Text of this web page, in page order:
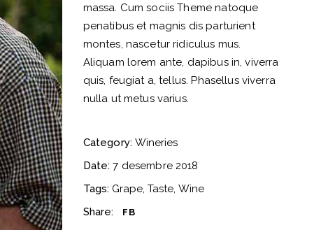
massa. Cum sociis Theme natoque
penatibus et magnis dis parturient
montes, nascetur ridiculus mus.
Aliquam lorem ante, dapibus in, viverra
quis, feugiat a, tellus. Phasellus viverra
nulla ut metus varius.
Category: Wineries
Date: 7 desembre 2018
Tags: Grape Taste Wine
Share:
FB